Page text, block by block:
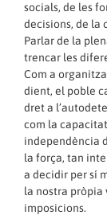
socials, de les
decisions, de la
Parlar de la
trencar les
Com a
dient, el poble
dret a
com la
independència
la força, tan
a decidir per sí
la nostra pròpia
imposicions.